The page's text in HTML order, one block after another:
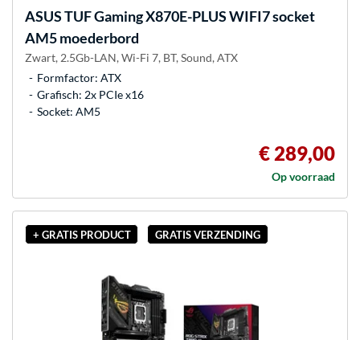
ASUSTUF Gaming X870E-PLUS WIFI7 socket
AM5 moederbord
Zwart, 2.5Gb-LAN, Wi-Fi 7, BT, Sound, ATX
Formfactor: ATX
Grafisch: 2x PCIe x16
Socket: AM5
€ 289,00
Op voorraad
+ GRATIS PRODUCT GRATIS VERZENDING